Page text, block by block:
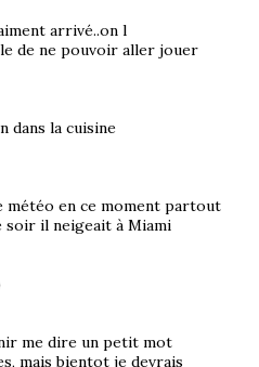
arrivé..on l
de ne pouvoir aller jouer
dans la cuisine
météo en ce moment partout
soir il neigeait à Miami
me dire un petit mot
mais bientot je devrais